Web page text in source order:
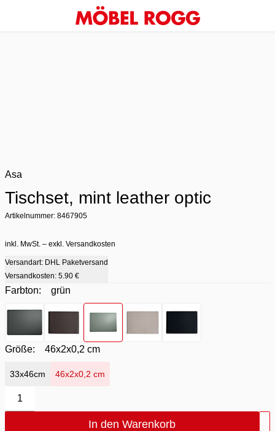
Asa
Tischset, mint leather optic
Artikelnummer: 8467905
inkl. MwSt. – exkl. Versandkosten
Versandart: DHL Paketversand
Versandkosten: 5.90 €
Farbton:
grün
Farbton- anthrazit matt
Farbton - braun
Farbton - grün
Farbton - nude
Farbton
Größe: 46x2x0,2 cm
33x46cm 46x2x0,2 cm
1
In den Warenkorb